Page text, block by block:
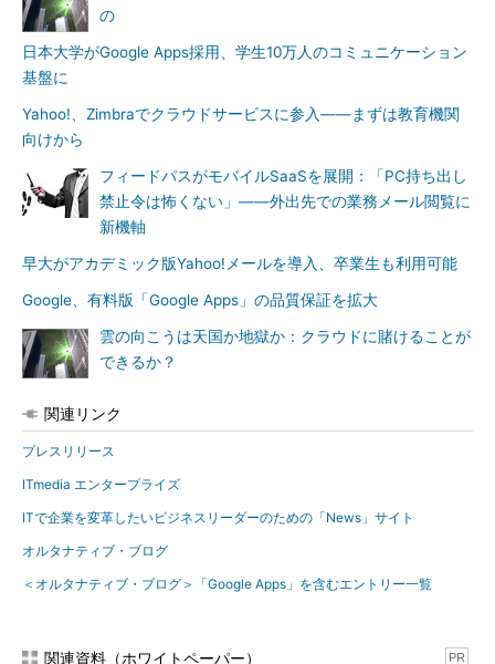
の
日本大学がGoogle Apps採用、学生10万人のコミュニケーション
基盤に
Yahoo!、Zimbraでクラウドサービスに参入――まずは教育機関
向けから
フィードパスがモバイルSaaSを展開：「PC持ち出し
禁止令は怖くない」――外出先での業務メール閲覧に
新機軸
早大がアカデミック版Yahoo!メールを導入、卒業生も利用可能
Google、有料版「Google Apps」の品質保証を拡大
雲の向こうは天国か地獄か：クラウドに賭けることが
できるか？
関連リンク
プレスリリース
ITmedia エンタープライズ
ITで企業を変革したいビジネスリーダーのための「News」サイト
オルタナティブ・ブログ
＜オルタナティブ・ブログ＞「Google Apps」を含むエントリー一覧
関連資料（ホワイトペーパー） PR